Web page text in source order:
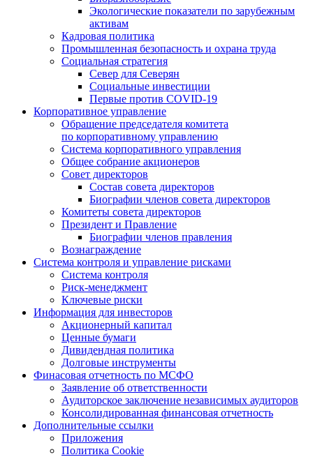
Экологические показатели по зарубежным
активам
Кадровая политика
Промышленная безопасность и охрана труда
Социальная стратегия
Север для Северян
Социальные инвестиции
Первые против COVID‑19
Корпоративное управление
Обращение председателя комитета
по корпоративному управлению
Система корпоративного управления
Общее собрание акционеров
Совет директоров
Состав совета директоров
Биографии членов совета директоров
Комитеты совета директоров
Президент и Правление
Биографии членов правления
Вознаграждение
Система контроля и управление рисками
Система контроля
Риск-менеджмент
Ключевые риски
Информация для инвесторов
Акционерный капитал
Ценные бумаги
Дивидендная политика
Долговые инструменты
Финасовая отчетность по МСФО
Заявление об ответственности
Аудиторское заключение независимых аудиторов
Консолидированная финансовая отчетность
Дополнительные ссылки
Приложения
Политика Cookie